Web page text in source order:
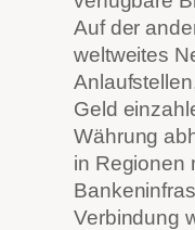
Auf der
weltweites
Geld
Währung
in Regionen
Verbindung